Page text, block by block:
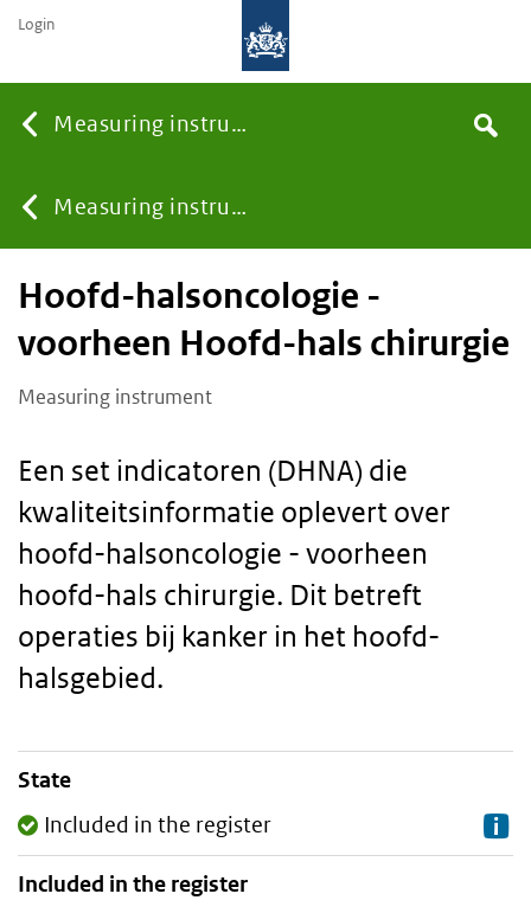
Measuring instruments
You
are
Measuring instruments
Search
Login
Hoofd-halsoncologie -
voorheen Hoofd-hals chirurgie
Measuring instrument
Een set indicatoren (DHNA) die
kwaliteitsinformatie oplevert over
hoofd-halsoncologie - voorheen
hoofd-hals chirurgie. Dit betreft
operaties bij kanker in het hoofd-
halsgebied.
Staalkaart
State
Included in the register
Included in the register